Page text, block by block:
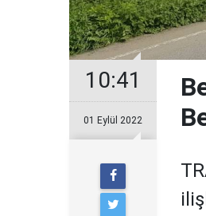
10:41
01 Eylül 2022